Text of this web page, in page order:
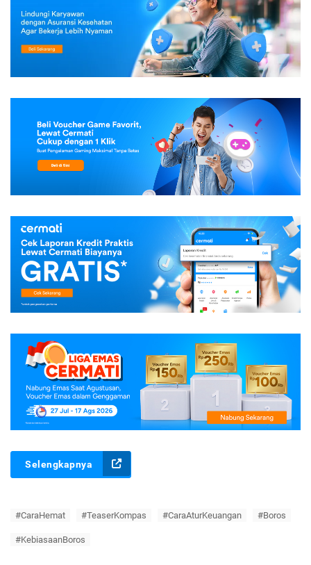
Selengkapnya
#CaraHemat #TeaserKompas #CaraAturKeuangan #Boros
#KebiasaanBoros